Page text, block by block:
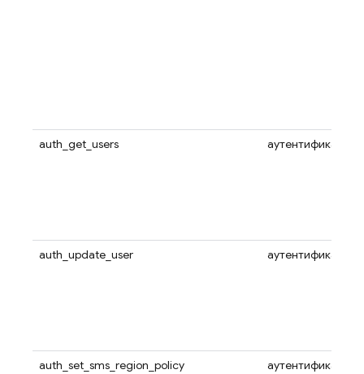
auth_get_users аутентификация
auth_update_user аутентификация
auth_set_sms_region_policy аутентификация